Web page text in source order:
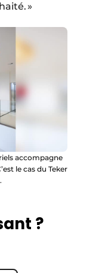
»
accompagne
le cas du Teker
?